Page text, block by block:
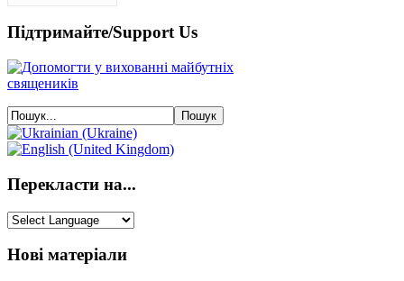
Підтримайте/Support Us
Перекласти на...
Нові матеріали